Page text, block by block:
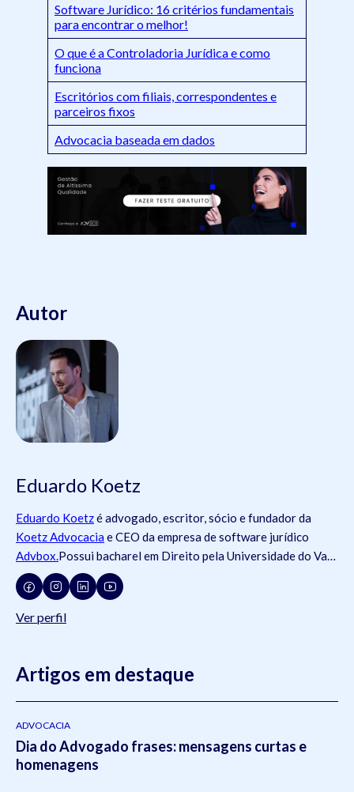
Software Jurídico: 16 critérios fundamentais
para encontrar o melhor!
O que é a Controladoria Jurídica e como
funciona
Escritórios com filiais, correspondentes e
parceiros fixos
Advocacia baseada em dados
Autor
Eduardo Koetz
Eduardo Koetzé advogado, escritor, sócio e fundador da
Koetz Advocacia e CEO da empresa de software jurídico
Advbox.Possui bacharel em Direito pela Universidade do Vale
do Rio dos Sinos (Unisinos
dos Advogados do Brasil
73.409, OAB/PR 72.951, OAB/SP 435.266, OAB/MG
graduado em Direito do Trabalho pela
do Rio Grande do Sul
(2011- 2012) e em Direito Tributário
- 2014).Atua como um dos principais gestores da Koetz
Advocacia realizando a supervisão e liderança em todos os
setores do escritório.Em 2021, Eduardo publicou o livro
Ver perfil
Artigos em destaque
ADVOCACIA
Dia do Advogado frases: mensagens curtas e
homenagens